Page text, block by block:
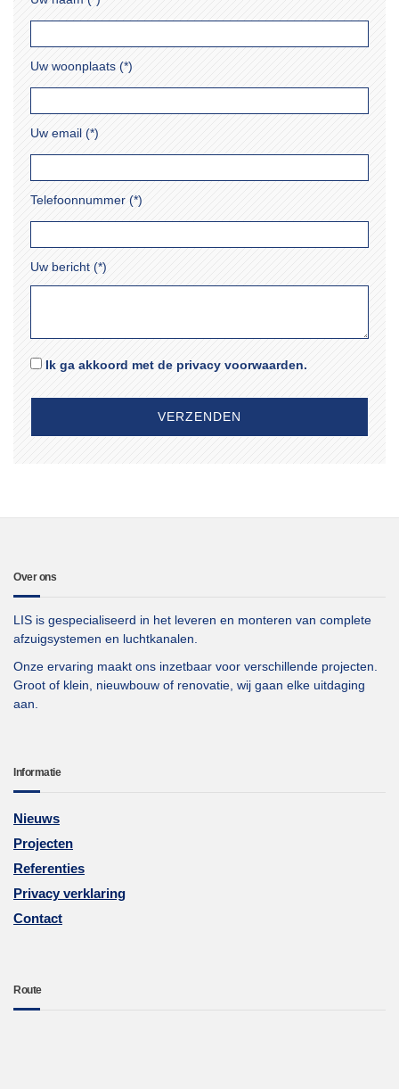
Uw woonplaats (*)
Uw email (*)
Telefoonnummer (*)
Uw bericht (*)
Ik ga akkoord met de privacy voorwaarden.
Over ons
LIS is gespecialiseerd in het leveren en monteren van complete
afzuigsystemen en luchtkanalen.
Onze ervaring maakt ons inzetbaar voor verschillende projecten.
Groot of klein, nieuwbouw of renovatie, wij gaan elke uitdaging
aan.
Informatie
Nieuws
Projecten
Referenties
Privacy verklaring
Contact
Route